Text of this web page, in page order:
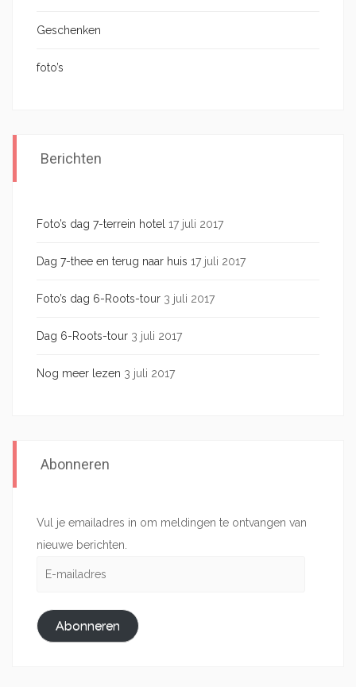
Geschenken
foto’s
Berichten
Foto’s dag 7-terrein hotel 17 juli 2017
Dag 7-thee en terug naar huis 17 juli 2017
Foto’s dag 6-Roots-tour 3 juli 2017
Dag 6-Roots-tour 3 juli 2017
Nog meer lezen 3 juli 2017
Abonneren
Vul je emailadres in om meldingen te ontvangen van
nieuwe berichten.
Abonneren